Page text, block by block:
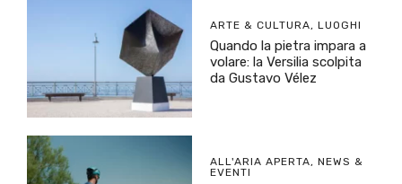
ARTE & CULTURA, LUOGHI
Quando la pietra impara a
volare: la Versilia scolpita
da Gustavo Vélez
ALL'ARIA APERTA, NEWS &
EVENTI